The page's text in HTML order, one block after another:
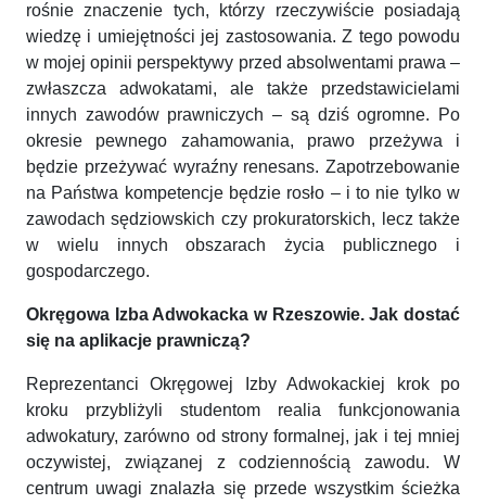
rośnie znaczenie tych, którzy rzeczywiście posiadają
wiedzę i umiejętności jej zastosowania. Z tego powodu
w mojej opinii perspektywy przed absolwentami prawa –
zwłaszcza adwokatami, ale także przedstawicielami
innych zawodów prawniczych – są dziś ogromne. Po
okresie pewnego zahamowania, prawo przeżywa i
będzie przeżywać wyraźny renesans. Zapotrzebowanie
na Państwa kompetencje będzie rosło – i to nie tylko w
zawodach sędziowskich czy prokuratorskich, lecz także
w wielu innych obszarach życia publicznego i
gospodarczego.
Okręgowa Izba Adwokacka w Rzeszowie. Jak dostać
się na aplikacje prawniczą?
Reprezentanci Okręgowej Izby Adwokackiej krok po
kroku przybliżyli studentom realia funkcjonowania
adwokatury, zarówno od strony formalnej, jak i tej mniej
oczywistej, związanej z codziennością zawodu. W
centrum uwagi znalazła się przede wszystkim ścieżka